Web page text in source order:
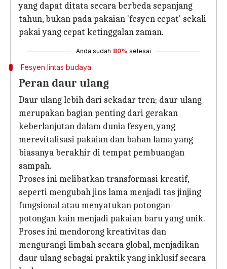
yang dapat ditata secara berbeda sepanjang
tahun, bukan pada pakaian 'fesyen cepat' sekali
pakai yang cepat ketinggalan zaman.
Anda sudah 80% selesai
Fesyen lintas budaya
Peran daur ulang
Daur ulang lebih dari sekadar tren; daur ulang
merupakan bagian penting dari gerakan
keberlanjutan dalam dunia fesyen, yang
merevitalisasi pakaian dan bahan lama yang
biasanya berakhir di tempat pembuangan
sampah.
Proses ini melibatkan transformasi kreatif,
seperti mengubah jins lama menjadi tas jinjing
fungsional atau menyatukan potongan-
potongan kain menjadi pakaian baru yang unik.
Proses ini mendorong kreativitas dan
mengurangi limbah secara global, menjadikan
daur ulang sebagai praktik yang inklusif secara